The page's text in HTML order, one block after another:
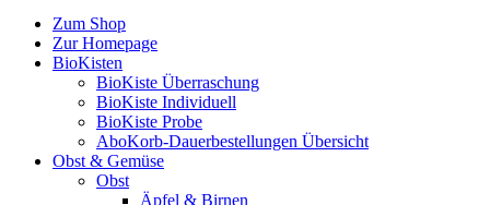
Zum Shop
Zur Homepage
BioKisten
BioKiste Überraschung
BioKiste Individuell
BioKiste Probe
AboKorb-Dauerbestellungen Übersicht
Obst & Gemüse
Obst
Äpfel & Birnen